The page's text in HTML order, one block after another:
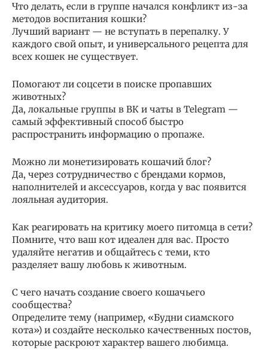
Что делать, если в группе начался конфликт из-за
методов воспитания кошки?
Лучший вариант — не вступать в перепалку. У
каждого свой опыт, и универсального рецепта для
всех кошек не существует.
Помогают ли соцсети в поиске пропавших
животных?
Да, локальные группы в ВК и чаты в Telegram —
самый эффективный способ быстро
распространить информацию о пропаже.
Можно ли монетизировать кошачий блог?
Да, через сотрудничество с брендами кормов,
наполнителей и аксессуаров, когда у вас появится
лояльная аудитория.
Как реагировать на критику моего питомца в сети?
Помните, что ваш кот идеален для вас. Просто
удаляйте негатив и общайтесь с теми, кто
разделяет вашу любовь к животным.
С чего начать создание своего кошачьего
сообщества?
Определите тему (например, «Будни сиамского
кота») и создайте несколько качественных постов,
которые раскроют характер вашего любимца.